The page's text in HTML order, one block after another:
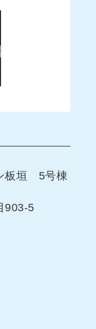
板垣 5号棟
903-5